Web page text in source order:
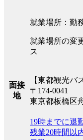
就業場所：勤
就業場所の変
ス
面接
地
【東都観光バ
〒174-0041
東京都板橋区
19時までに退
残業20時間以